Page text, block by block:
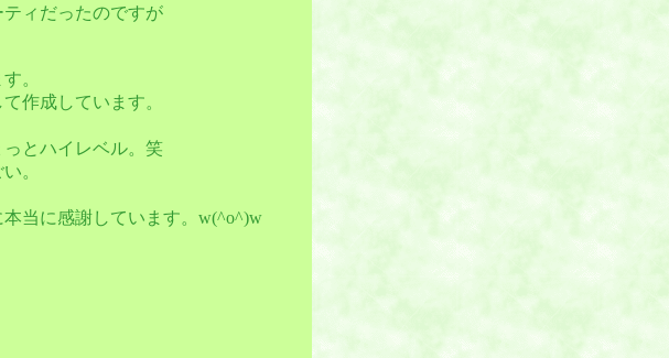
ィだったのですが
。
作成しています。
とハイレベル。笑
。
当に感謝しています。w(^o^)w